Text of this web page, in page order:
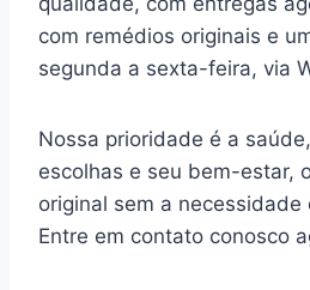
com remédios originais e
segunda a sexta-feira, via
Nossa prioridade é a
escolhas e seu bem-estar,
original sem a
Entre em contato conosco